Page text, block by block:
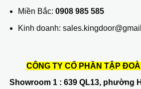
Miền Bắc: 0908 985 585
Kinh doanh:
CÔNG TY CỔ PHẦN TẬP
Showroom 1: 639 QL13, phường